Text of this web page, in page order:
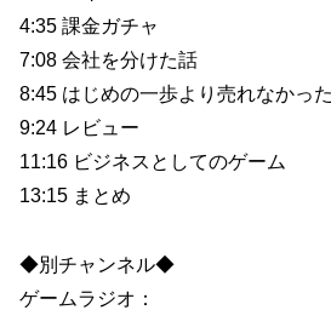
4:35 課金ガチャ
7:08 会社を分けた話
8:45 はじめの一歩より売れなかっ
9:24 レビュー
11:16 ビジネスとしてのゲーム
13:15 まとめ
◆別チャンネル◆
ゲームラジオ：